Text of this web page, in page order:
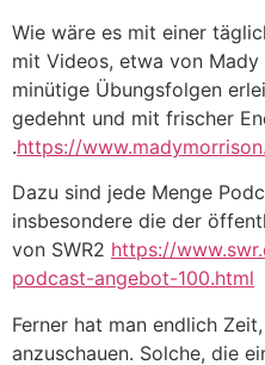
Wie wäre es mit einer
mit Videos, etwa von Mady
minütige Übungsfolgen
gedehnt und mit frischer
.https://
Dazu sind jede Menge
insbesondere die der
von SWR2 https://
podcast-angebot-100.html
Ferner hat man endlich
anzuschauen. Solche, die